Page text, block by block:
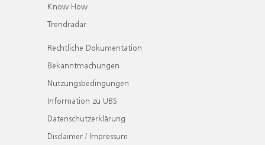
Know How
Trendradar
Rechtliche Dokumentation
Bekanntmachungen
Nutzungsbedingungen
Information zu UBS
Datenschutzerklärung
Disclaimer / Impressum